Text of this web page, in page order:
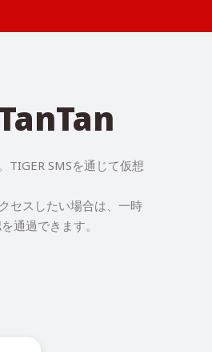
TIGER SMSを通じて仮想
セスしたい場合は、一時
通過できます。